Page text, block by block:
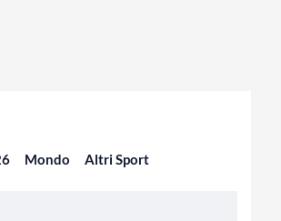
Mondo Altri Sport